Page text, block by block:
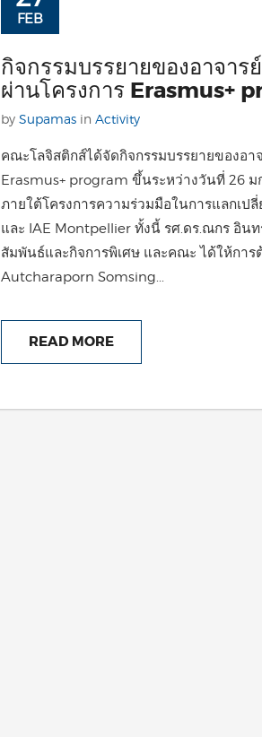
FEB
กิจกรรมบรรยายของอาจา
ผ่านโครงการ Erasmus+
by Supamas in Activity
คณะโลจิสติกส์ได้จัดกิจกรรมบรรยายของอ
Erasmus+ program ขึ้นระหว่างวันที่ 26 ม
ภายใต้โครงการความร่วมมือในการแลกเ
และ IAE Montpellier ทั้งนี้ รศ.ดร.ณกร อิน
สัมพันธ์และกิจการพิเศษ และคณะ ได้ให้การ
Autcharaporn Somsing...
READ MORE